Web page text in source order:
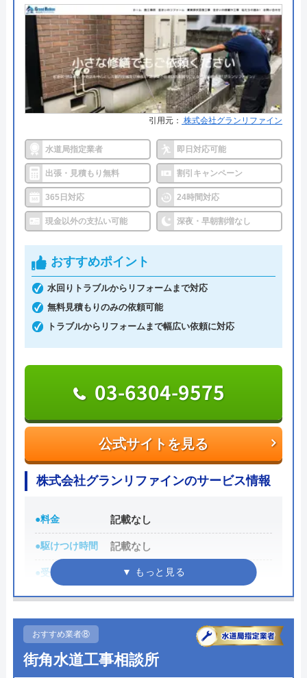
運営会社 有限会社総合メンテナンス
代表者 浅野晃司
創業・設立 平成11年11月創立
所在地
〒331-0811
埼玉県さいたま市北区吉野町1-373-3
対応エリア
埼玉県、東京都、千葉県、神奈川県、
群馬県、栃木県、茨城県、宮城県仙台
市
総合メンテナンスのクチコミ on
4 （ 3 件のクチコミ）
※クチコミの内容について
smile max
7 か月前
ポンプ交換 遠方からわざわざ来ていただき
それも低料金で交換していただきありがとう
ございました。また何卒宜しくお願い致しま
す。
Googleクチコミを見る
●累計実績 ―
●保証・保険 ―
詳細は公式HPでご確認ください
野内商事株式会社がおすすめの理由
野内商事株式会社は茨城県常陸太田市に本社があ
り、周辺地域を中心に水周りのトラブル、給湯器の
トラブル、リフォーム、灯油販売、空調工事を行っ
ている会社です。
突然起きる給湯器の故障も、専門スタッフが駆けつ
辺にお住まいの方は、出張対応がスムーズにできる
ためトラブルの早期解決が期待できるでしょう。ま
た他エリアでも対応可能な場合があるため、給湯器
トラブルの際は候補のひとつになるでしょう。
公式サイトを見る
0294-72-0875
野内商事株式会社の基本情報
運営会社 野内商事株式会社
代表者 野内太台克
創業・設立 明治32年創業昭和51年8月2日設立
所在地
〒313-0015
茨城県常陸太田市木崎一町779番地
野内商事株式会社のクチコミ on
引用元： 株式会社グランリファイン
水道局指定業者 即日対応可能
出張・見積もり無料 割引キャンペーン
365日対応 24時間対応
現金以外の支払い可能 深夜・早朝割増なし
おすすめポイント
水回りトラブルからリフォームまで対応
無料見積もりのみの依頼可能
トラブルからリフォームまで幅広い依頼に対応
公式サイトを見る
03-6304-9575
株式会社グランリファインのサービス情報
●料金 記載なし
●駆けつけ時間 記載なし
●受付時間 記載なし
●定休日 記載なし
●累計実績
詳細は公式HPでご確認ください
おすすめ業者⑧
街角水道工事相談所